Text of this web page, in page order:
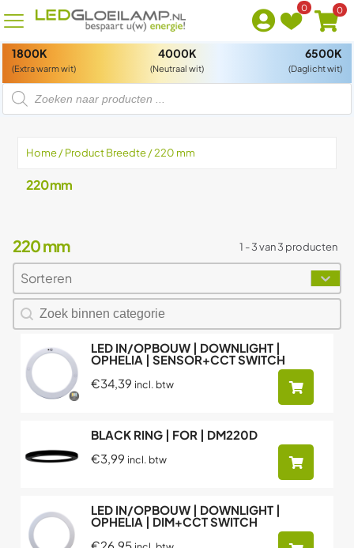
0 0
1800K
(Extra warm wit)
4000K
(Neutraal wit)
6500K
(Daglicht wit)
P
d
Home/ Product Breedte / 220 mm
220 mm
220 mm 1 - 3 van 3 producten
Sorteren
Sort content
Zoeken naar producten
Search content
LED IN/OPBOUW | DOWNLIGHT |
OPHELIA | SENSOR+CCT SWITCH
€34,39 incl. btw
BLACK RING | FOR | DM220D
€3,99 incl. btw
LED IN/OPBOUW | DOWNLIGHT |
OPHELIA | DIM+CCT SWITCH